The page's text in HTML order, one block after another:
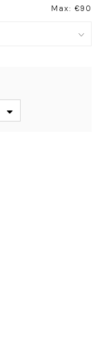
Max: €90